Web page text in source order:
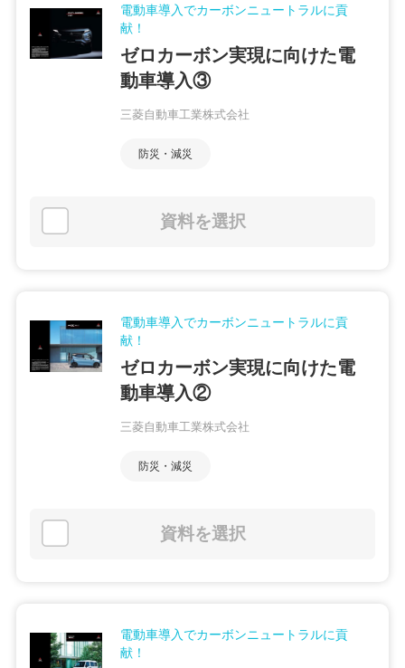
電動車導入でカーボンニュートラルに貢
献！
ゼロカーボン実現に向けた電
動車導入③
三菱自動車工業株式会社
防災・減災
資料を選択
電動車導入でカーボンニュートラルに貢
献！
ゼロカーボン実現に向けた電
動車導入②
三菱自動車工業株式会社
防災・減災
資料を選択
電動車導入でカーボンニュートラルに貢
献！